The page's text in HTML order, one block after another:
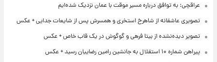
عراقچی: به توافق درباره مسیر موقت با عمان نزدیک شده‌ایم
تصویری عاشقانه از شاهرخ استخری و همسرش پس از شایعات جدایی + عکس
تصویر دیده‌نشده از بیتا فرهی و گوگوش در یک قاب خاص + عکس
پیراهن شماره ۱۰ استقلال به جانشین رامین رضاییان رسید + عکس